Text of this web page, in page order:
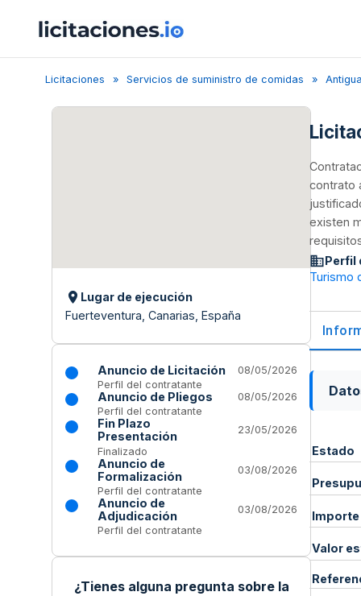
Licitaciones Servicios de suministro de comidas Antigua
Lugar de ejecución
Fuerteventura, Canarias, España
Anuncio de Licitación
08/05/2026
Perfil del contratante
Anuncio de Pliegos
08/05/2026
Perfil del contratante
Fin Plazo
Presentación
23/05/2026
Finalizado
Anuncio de
Formalización
03/08/2026
Perfil del contratante
Anuncio de
Adjudicación
03/08/2026
Perfil del contratante
¿Tienes alguna pregunta sobre la
contrato
existen
Perfil
Turismo
Estado
Valor